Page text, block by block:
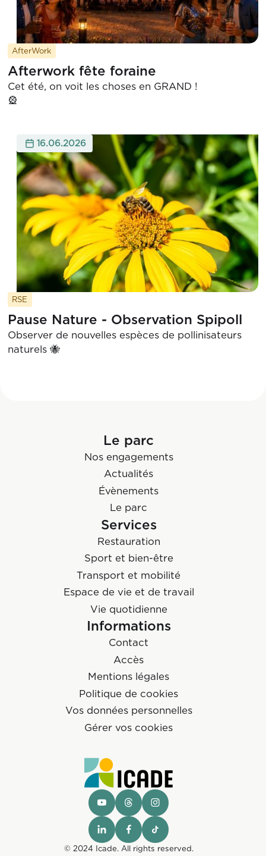
AfterWork
Afterwork fête foraine
Cet été, on voit les choses en GRAND !
16.06.2026
RSE
Pause Nature - Observation Spipoll
Observer de nouvelles espèces de pollinisateurs
naturels 🐝
© 2024 Icade. All rights reserved.
Le parc
Nos engagements
Actualités
Évènements
Le parc
Services
Restauration
Sport et bien-être
Transport et mobilité
Espace de vie et de travail
Vie quotidienne
Informations
Contact
Accès
Mentions légales
Politique de cookies
Vos données personnelles
Gérer vos cookies